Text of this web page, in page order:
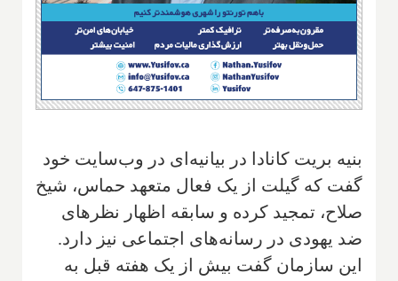
بنیه بریت کانادا در بیانیه‌ای در وب‌سایت خود
گفت که گیلت از یک فعال متعهد حماس‌،‌ شیخ
صلاح‌، تمجید کرده و سابقه اظهار نظرهای
ضد یهودی در رسانه‌های اجتماعی نیز دارد.
این سازمان گفت بیش از یک هفته قبل به